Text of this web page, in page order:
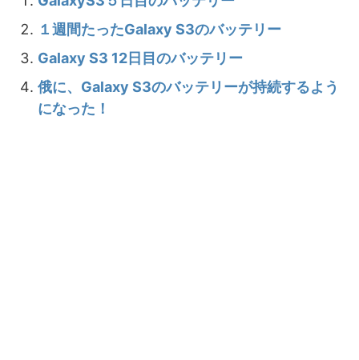
１週間たったGalaxy S3のバッテリー
Galaxy S3 12日目のバッテリー
俄に、Galaxy S3のバッテリーが持続するよう
になった！